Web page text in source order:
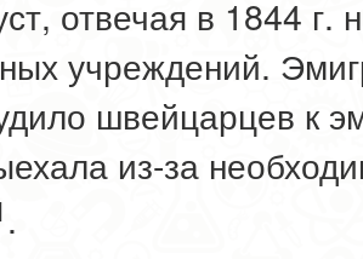
отвечая в 1844 г.
учреждений.
швейцарцев к
из-за
.